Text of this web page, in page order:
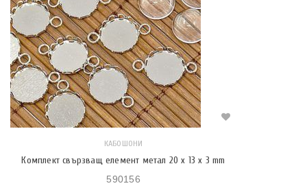
КАБОШОНИ
Комплект свързващ елемент метал 20 x 13 x 3 mm
590156